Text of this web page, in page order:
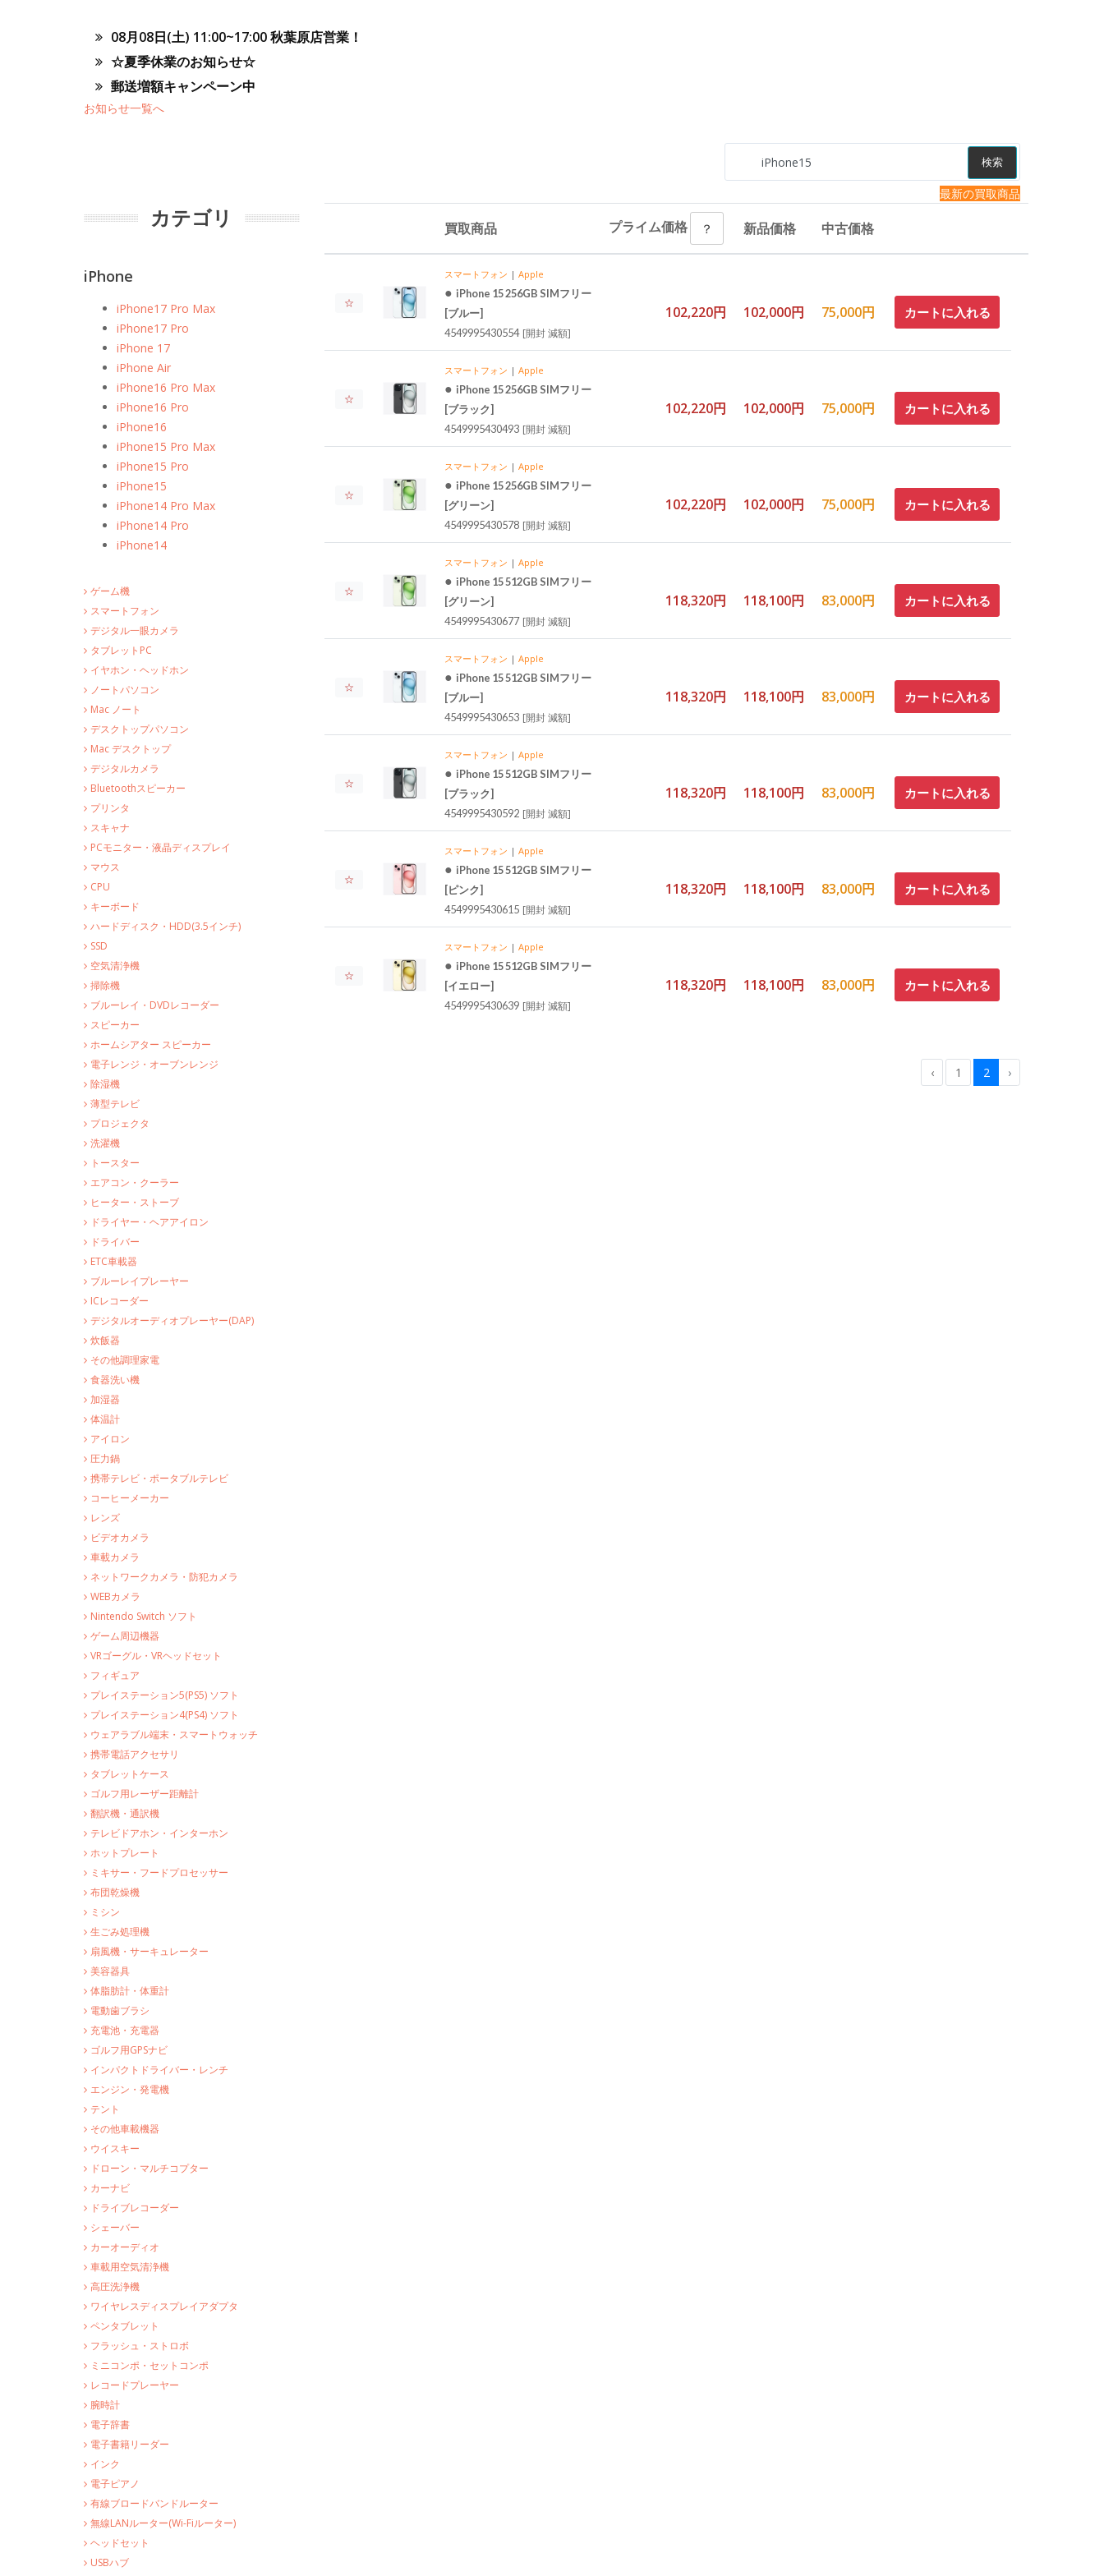
08月08日(土) 11:00~17:00 秋葉原店営業！
☆夏季休業のお知らせ☆
郵送増額キャンペーン中
お知らせ一覧へ
検索
最新の買取商品
カテゴリ
iPhone
iPhone17 Pro Max
iPhone17 Pro
iPhone 17
iPhone Air
iPhone16 Pro Max
iPhone16 Pro
iPhone16
iPhone15 Pro Max
iPhone15 Pro
iPhone15
iPhone14 Pro Max
iPhone14 Pro
iPhone14
ゲーム機
スマートフォン
デジタル一眼カメラ
タブレットPC
イヤホン・ヘッドホン
ノートパソコン
Mac ノート
デスクトップパソコン
Mac デスクトップ
デジタルカメラ
Bluetoothスピーカー
プリンタ
スキャナ
PCモニター・液晶ディスプレイ
マウス
CPU
キーボード
ハードディスク・HDD(3.5インチ)
SSD
空気清浄機
掃除機
ブルーレイ・DVDレコーダー
スピーカー
ホームシアター スピーカー
電子レンジ・オーブンレンジ
除湿機
薄型テレビ
プロジェクタ
洗濯機
トースター
エアコン・クーラー
ヒーター・ストーブ
ドライヤー・ヘアアイロン
ドライバー
ETC車載器
ブルーレイプレーヤー
ICレコーダー
デジタルオーディオプレーヤー(DAP)
炊飯器
その他調理家電
食器洗い機
加湿器
体温計
アイロン
圧力鍋
携帯テレビ・ポータブルテレビ
コーヒーメーカー
レンズ
ビデオカメラ
車載カメラ
ネットワークカメラ・防犯カメラ
WEBカメラ
Nintendo Switch ソフト
ゲーム周辺機器
VRゴーグル・VRヘッドセット
フィギュア
プレイステーション5(PS5) ソフト
プレイステーション4(PS4) ソフト
ウェアラブル端末・スマートウォッチ
携帯電話アクセサリ
タブレットケース
ゴルフ用レーザー距離計
翻訳機・通訳機
テレビドアホン・インターホン
ホットプレート
ミキサー・フードプロセッサー
布団乾燥機
ミシン
生ごみ処理機
扇風機・サーキュレーター
美容器具
体脂肪計・体重計
電動歯ブラシ
充電池・充電器
ゴルフ用GPSナビ
インパクトドライバー・レンチ
エンジン・発電機
テント
その他車載機器
ウイスキー
ドローン・マルチコプター
カーナビ
ドライブレコーダー
シェーバー
カーオーディオ
車載用空気清浄機
高圧洗浄機
ワイヤレスディスプレイアダプタ
ペンタブレット
フラッシュ・ストロボ
ミニコンポ・セットコンポ
レコードプレーヤー
腕時計
電子辞書
電子書籍リーダー
インク
電子ピアノ
有線ブロードバンドルーター
無線LANルーター(Wi-Fiルーター)
ヘッドセット
USBハブ
買取商品 プライム価格 ？ 新品価格 中古価格
☆
スマートフォン | Apple
● iPhone 15 256GB SIMフリー
[ブルー]
4549995430554 [開封 減額]
102,220円 102,000円 75,000円 カートに入れる
☆
スマートフォン | Apple
● iPhone 15 256GB SIMフリー
[ブラック]
4549995430493 [開封 減額]
102,220円 102,000円 75,000円 カートに入れる
☆
スマートフォン | Apple
● iPhone 15 256GB SIMフリー
[グリーン]
4549995430578 [開封 減額]
102,220円 102,000円 75,000円 カートに入れる
☆
スマートフォン | Apple
● iPhone 15 512GB SIMフリー
[グリーン]
4549995430677 [開封 減額]
118,320円 118,100円 83,000円 カートに入れる
☆
スマートフォン | Apple
● iPhone 15 512GB SIMフリー
[ブルー]
4549995430653 [開封 減額]
118,320円 118,100円 83,000円 カートに入れる
☆
スマートフォン | Apple
● iPhone 15 512GB SIMフリー
[ブラック]
4549995430592 [開封 減額]
118,320円 118,100円 83,000円 カートに入れる
☆
スマートフォン | Apple
● iPhone 15 512GB SIMフリー
[ピンク]
4549995430615 [開封 減額]
118,320円 118,100円 83,000円 カートに入れる
☆
スマートフォン | Apple
● iPhone 15 512GB SIMフリー
[イエロー]
4549995430639 [開封 減額]
118,320円 118,100円 83,000円 カートに入れる
‹ 1 2 ›